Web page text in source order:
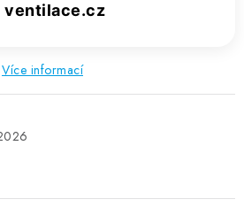
Více informací
ventilace.cz